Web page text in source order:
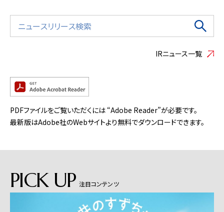
IRニュース一覧
PDFファイルをご覧いただくには “Adobe Reader”が必要です。
最新版はAdobe社のWebサイトより無料でダウンロードできます。
PICK UP 注目コンテンツ